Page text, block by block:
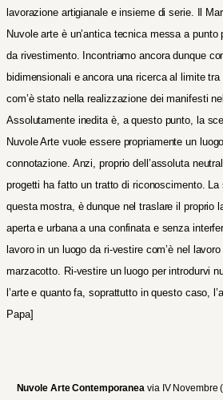
lavorazione artigianale e insieme di serie. Il
Nuvole arte è un’antica tecnica messa a
da rivestimento. Incontriamo ancora dunque
bidimensionali e ancora una ricerca al limite tra
com’è stato nella realizzazione dei manifesti
Assolutamente inedita è, a questo punto, la
Nuvole Arte vuole essere propriamente un
connotazione. Anzi, proprio dell’assoluta
progetti ha fatto un tratto di riconoscimento.
questa mostra, è dunque nel traslare il proprio
aperta e urbana a una confinata e senza
lavoro in un luogo da ri-vestire com’è nel
marzacotto. Ri-vestire un luogo per introdurvi
l’arte e quanto fa, soprattutto in questo caso,
Papa]
Nuvole Arte Contemporanea via IV Novembre